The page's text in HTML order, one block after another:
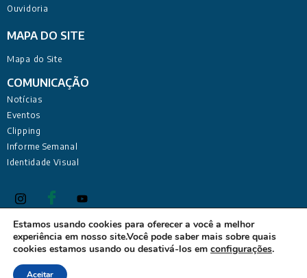
Ouvidoria
MAPA DO SITE
Mapa do Site
COMUNICAÇÃO
Notícias
Eventos
Clipping
Informe Semanal
Identidade Visual
Defensoria Pública do Estado da Paraíba Sede Administrativa:
Rua Deputado Barreto Sobrinho, 168 - Tambiá, João Pessoa -
Estamos usando cookies para oferecer a você a melhor
experiência em nosso site.Você pode saber mais sobre quais
cookies estamos usando ou desativá-los em configurações.
Aceitar